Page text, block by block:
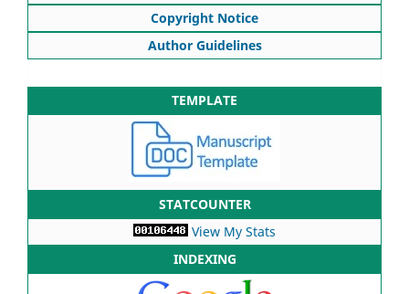
Copyright Notice
Author Guidelines
TEMPLATE
STATCOUNTER
View My Stats
INDEXING